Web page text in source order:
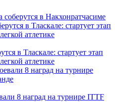
в Накхонратчасиме
в Тласкале: стартует этап
атлетике
8 наград на турнире ITTF